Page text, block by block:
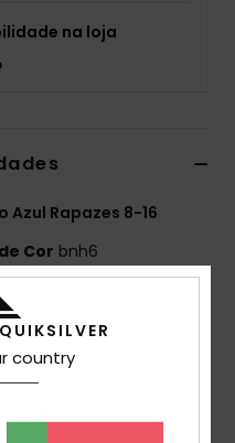
na loja
Rapazes 8-16
Cor bnh6
Series
Highlite®: mais leve,
recicladas
country